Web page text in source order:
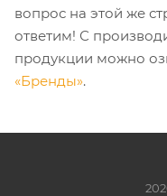
вопрос на этой же
ответим! С
продукции можно
«Бренды».